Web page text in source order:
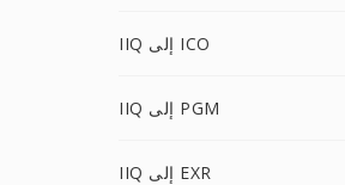
IIQ إلى ICO
IIQ إلى PGM
IIQ إلى EXR